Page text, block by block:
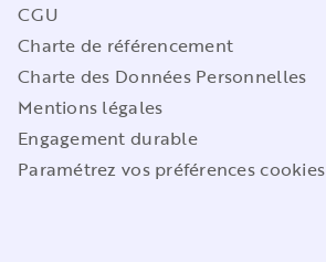
CGU
Charte de référencement
Charte des Données Personnelles
Mentions légales
Engagement durable
Paramétrez vos préférences cookies